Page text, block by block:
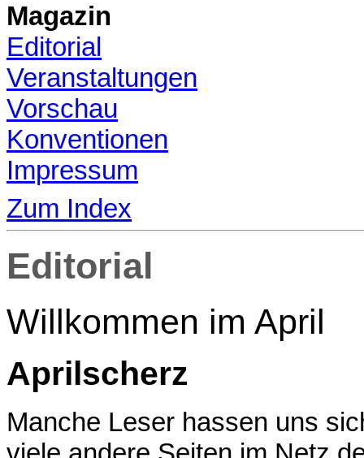
Magazin
Editorial
Veranstaltungen
Vorschau
Konventionen
Impressum
Zum Index
Editorial
Willkommen im April
Aprilscherz
Manche Leser hassen uns